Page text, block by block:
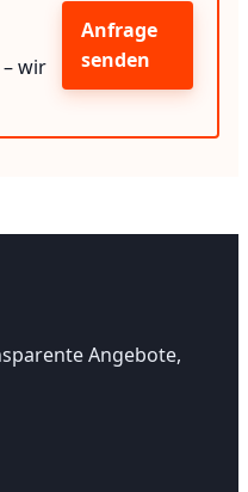
wir
Anfrage
senden
Angebote,